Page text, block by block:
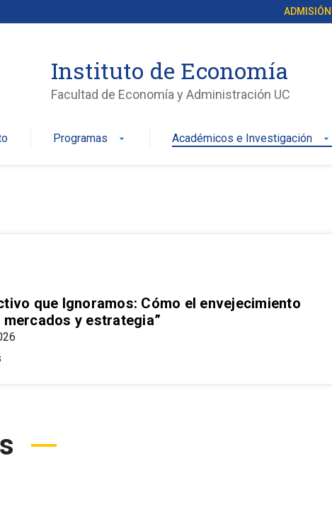
ADMISIÓN
Instituto de Economía
Facultad de Economía y Administración UC
Programas arrow_drop_down Académicos e Investigación arrow_drop_down
que Ignoramos: Cómo el envejecimiento
y estrategia”